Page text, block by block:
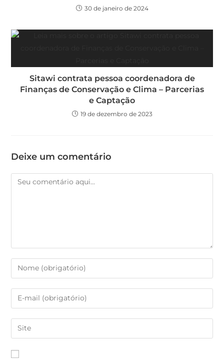
30 de janeiro de 2024
Sitawi contrata pessoa coordenadora de
Finanças de Conservação e Clima – Parcerias
e Captação
19 de dezembro de 2023
Deixe um comentário